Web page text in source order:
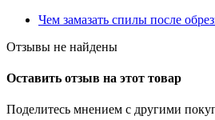
Чем замазать спилы после
Отзывы не найдены
Оставить отзыв на этот товар
Поделитесь мнением с другими